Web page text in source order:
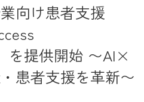
向け患者支援
を提供開始 〜AI×
患者支援を革新〜